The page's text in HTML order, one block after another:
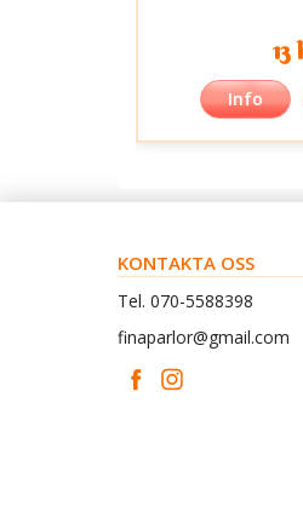
13
Info
KONTAKTA OSS
Tel. 070-5588398
finaparlor@gmail.com